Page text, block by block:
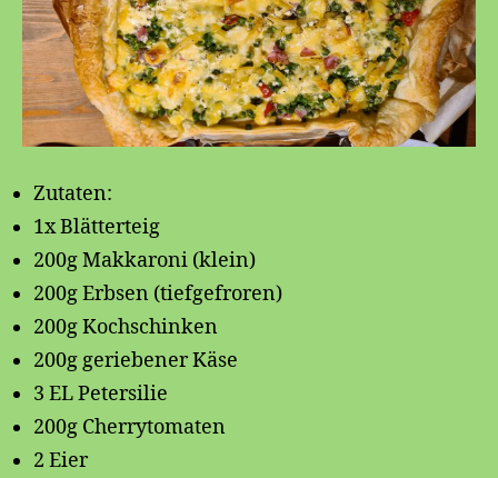
Zutaten:
1x Blätterteig
200g Makkaroni (klein)
200g Erbsen (tiefgefroren)
200g Kochschinken
200g geriebener Käse
3 EL Petersilie
200g Cherrytomaten
2 Eier